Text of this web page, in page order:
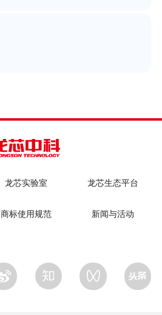
龙芯实验室 龙芯生态平台
商标使用规范 新闻与活动